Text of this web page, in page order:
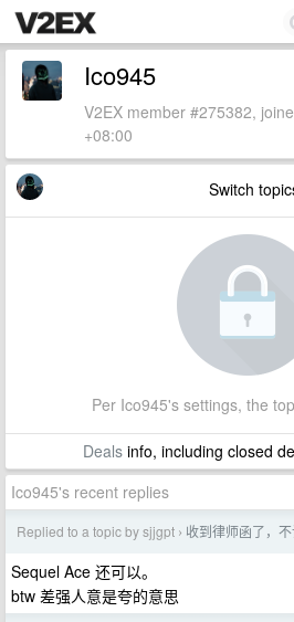
Ico945
V2EX member #275382,
+08:00
Switch
Per Ico945's settings, the
Dealsinfo, including closed
Ico945's recent replies
Replied to a topic by sjjgpt › 收到律师函了，
Sequel Ace 还可以。
btw 差强人意是夸的意思